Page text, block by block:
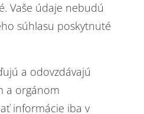
Vaše údaje nebudú
súhlasu poskytnuté
a odovzdávajú
a orgánom
informácie iba v